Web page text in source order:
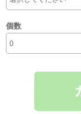
個数